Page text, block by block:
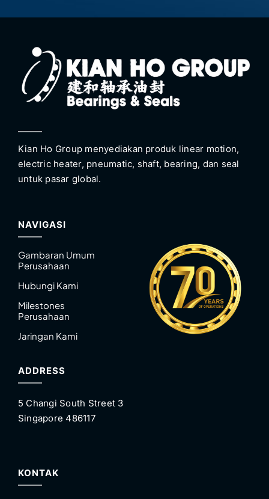
Kian Ho Group menyediakan produk linear motion,
electric heater, pneumatic, shaft, bearing, dan seal
untuk pasar global.
NAVIGASI
Gambaran Umum
Perusahaan
Hubungi Kami
Milestones
Perusahaan
Jaringan Kami
ADDRESS
5 Changi South Street 3
Singapore 486117
KONTAK